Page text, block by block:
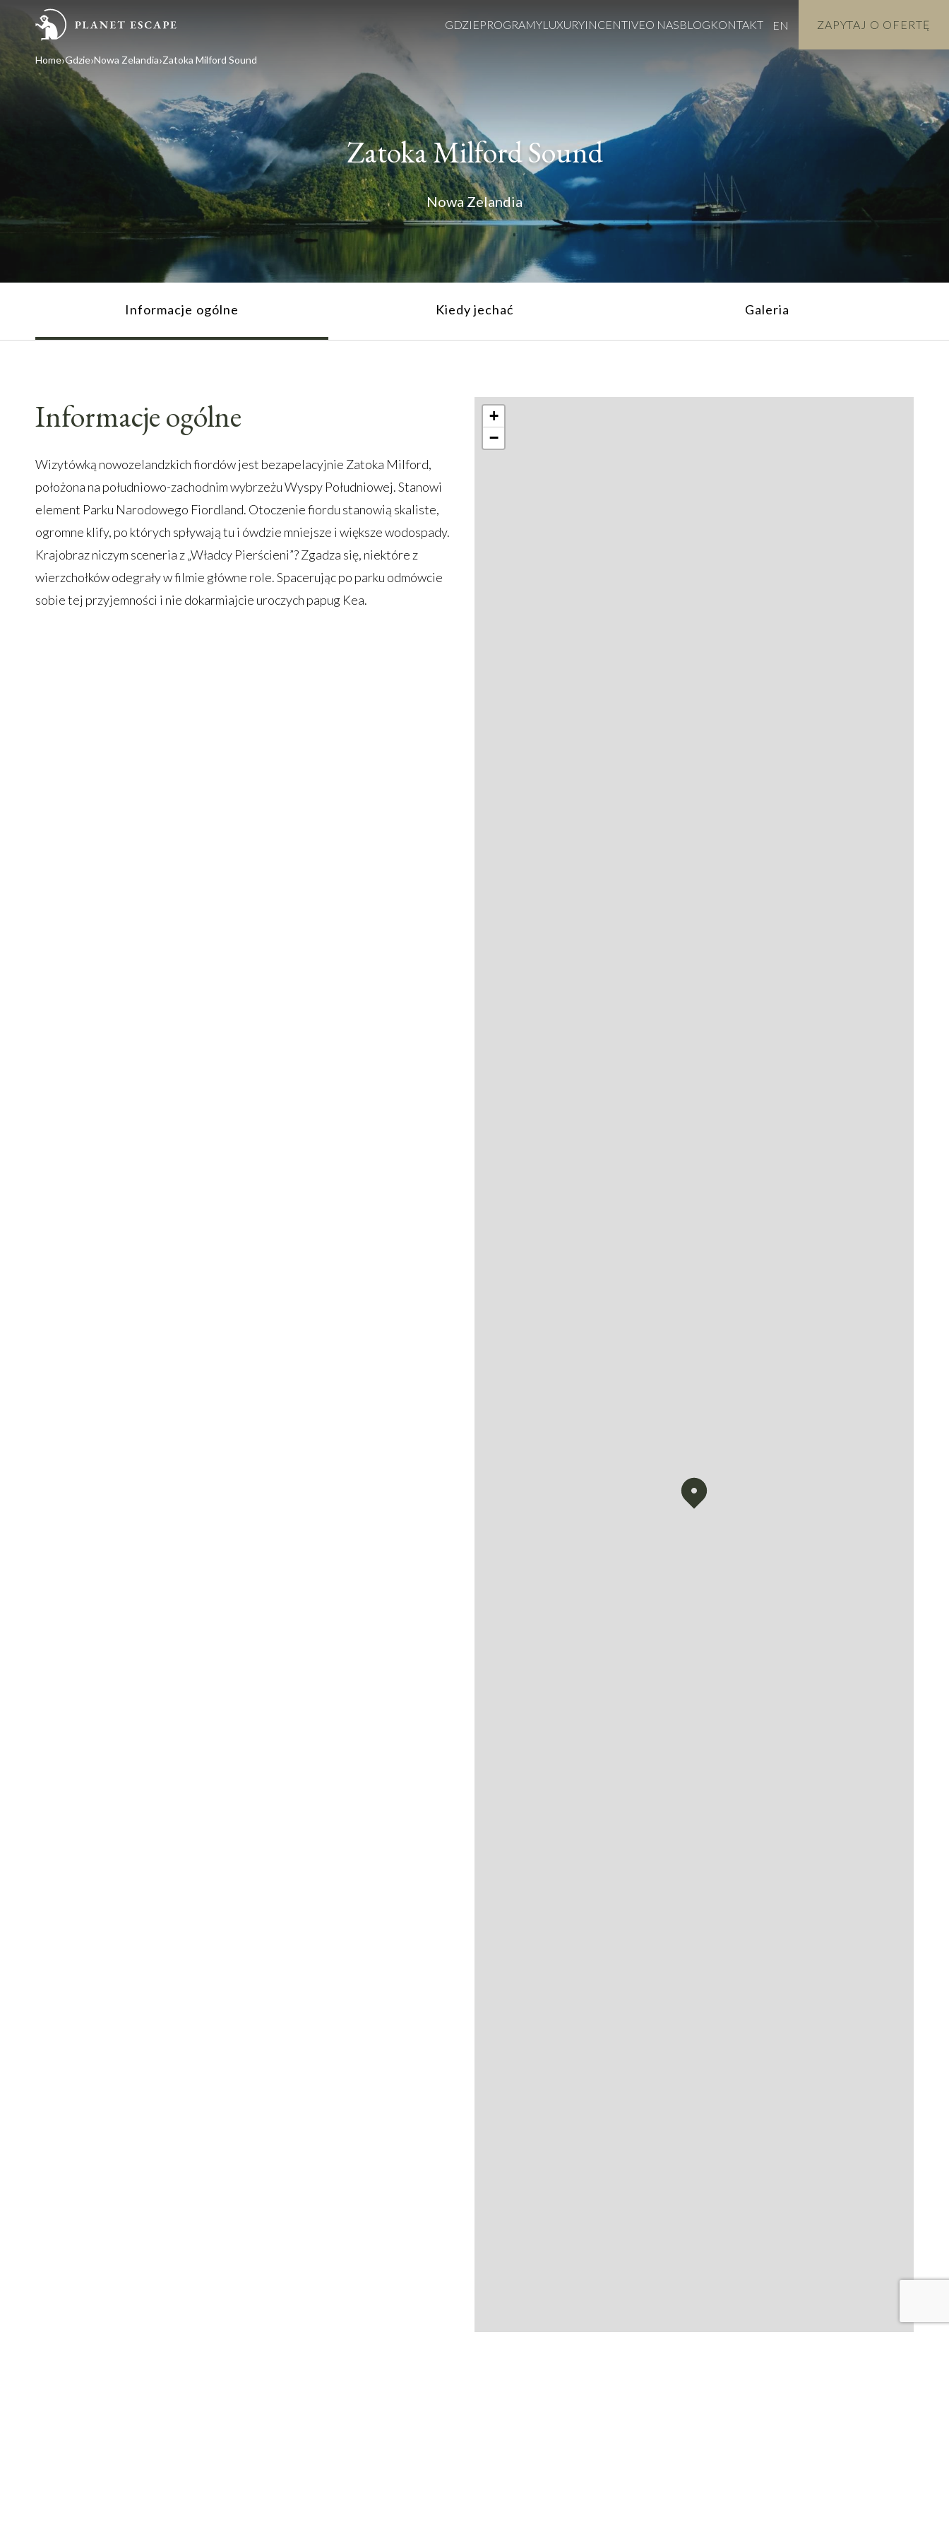
GDZIEPROGRAMYLUXURYINCENTIVEO NASBLOGKONTAKT EN ZAPYTAJ O OFERTĘ
Home Gdzie Nowa Zelandia Zatoka Milford Sound
Zatoka Milford Sound
Nowa Zelandia
Informacje ogólne Kiedy jechać Galeria
Informacje ogólne
Wizytówką nowozelandzkich fiordów jest bezapelacyjnie Zatoka Milford,
położona na południowo-zachodnim wybrzeżu Wyspy Południowej. Stanowi
element Parku Narodowego Fiordland. Otoczenie fiordu stanowią skaliste,
ogromne klify, po których spływają tu i ówdzie mniejsze i większe wodospady.
Krajobraz niczym sceneria z „Władcy Pierścieni”? Zgadza się, niektóre z
wierzchołków odegrały w filmie główne role. Spacerując po parku odmówcie
sobie tej przyjemności i nie dokarmiajcie uroczych papug Kea.
+
−